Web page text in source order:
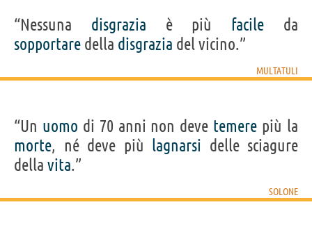
“Nessuna disgrazia è più facile da
sopportare della disgrazia del vicino.”
MULTATULI
“Un uomo di 70 anni non deve temere più la
morte, né deve più lagnarsi delle sciagure
della vita.”
SOLONE